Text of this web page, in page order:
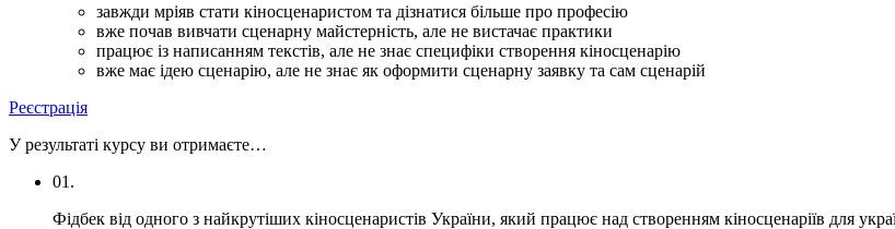
завжди мріяв стати кіносценаристом та дізнатися більше про професію
вже почав вивчати сценарну майстерність, але не вистачає практики
працює із написанням текстів, але не знає специфіки створення кіносценарію
вже має ідею сценарію, але не знає як оформити сценарну заявку та сам сценарій
Реєстрація
У результаті курсу ви отримаєте…
01.
Фідбек від одного з найкрутіших кіносценаристів України, який працює над створенням кіносценаріїв для